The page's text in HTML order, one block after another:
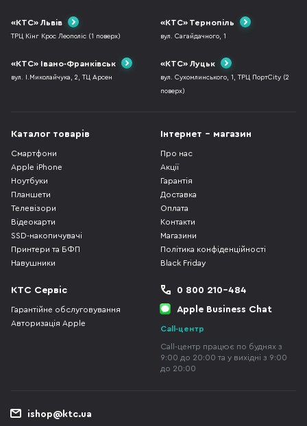
«КТС» Львів
ТРЦ Кінг Крос Леополіс (1 поверх)
«КТС» Тернопіль
вул. Сагайдачного, 1
«КТС» Івано-Франківськ
вул. І.Миколайчука, 2, ТЦ Арсен
«КТС» Луцьк
вул. Сухомлинського, 1, ТРЦ ПортCity (2
поверх)
Каталог товарів
Смартфони
Apple iPhone
Ноутбуки
Планшети
Телевізори
Відеокарти
SSD-накопичувачі
Принтери та БФП
Навушники
Інтернет - магазин
Про нас
Акції
Гарантія
Доставка
Оплата
Контакти
Магазини
Політика конфіденційності
Black Friday
КТС Сервіс
Гарантійне обслуговування
Авторизація Apple
0 800 210-484
Apple Business Chat
Call-центр
Call-центр працює по буднях з
9:00 до 20:00 та у вихідні з 9:00
до 20:00
ishop@ktc.ua